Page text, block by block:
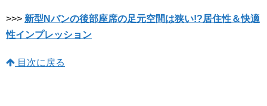
>>> 新型Nバンの後部座席の足元空間は狭い!?居住性＆快適
性インプレッション
目次に戻る